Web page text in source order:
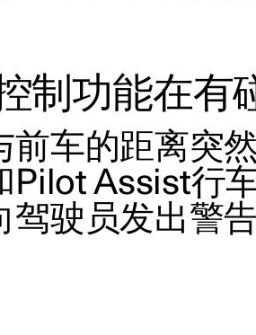
制功能在有
前车的距离突
Pilot Assist行
驾驶员发出警